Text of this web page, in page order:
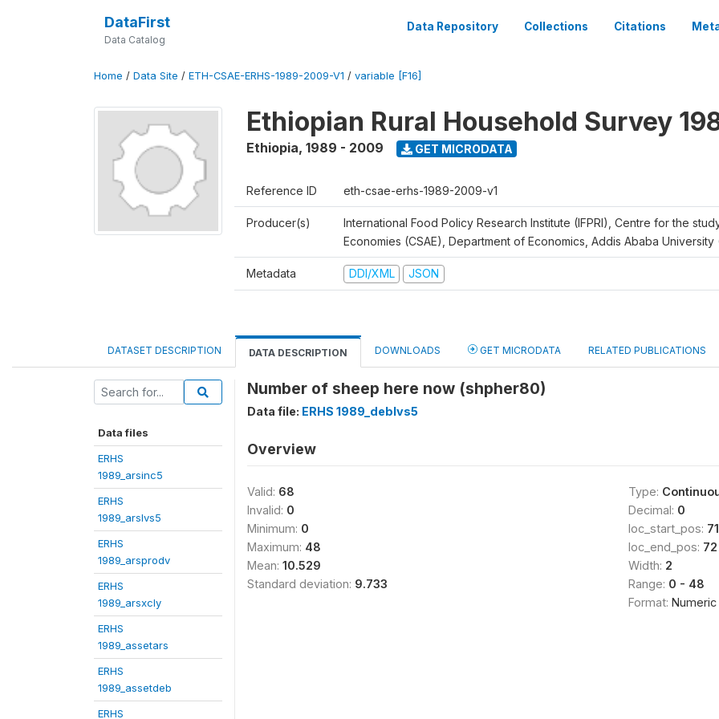
DataFirst
Data Catalog
Data Repository Collections Citations
Home / Data Site / ETH-CSAE-ERHS-1989-2009-V1 / variable [F16]
Ethiopian Rural Household Survey
Ethiopia, 1989 - 2009 GET MICRODATA
Reference ID eth-csae-erhs-1989-2009-v1
Producer(s)
International Food Policy Research Institute (IFPRI), Centre for the
Economies (CSAE), Department of Economics, Addis Ababa University
Metadata DDI/XML JSON
DATASET DESCRIPTION DATA DESCRIPTION DOWNLOADS GET MICRODATA RELATED PUBLICATIONS
Data files
ERHS
1989_arsinc5
ERHS
1989_arslvs5
ERHS
1989_arsprodv
ERHS
1989_arsxcly
ERHS
1989_assetars
ERHS
1989_assetdeb
ERHS
Number of sheep here now (shpher80)
Data file: ERHS 1989_deblvs5
Overview
Valid: 68
Invalid: 0
Minimum: 0
Maximum: 48
Mean: 10.529
Standard deviation: 9.733
Type:
Decimal: 0
loc_start_pos: 71
loc_end_pos: 72
Width: 2
Range: 0 - 48
Format: Numeric